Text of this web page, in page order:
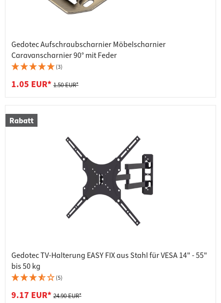
Gedotec Aufschraubscharnier Möbelscharnier
Caravanscharnier 90° mit Feder
(3)
1.05 EUR* 1.50 EUR*
Rabatt
Gedotec TV-Halterung EASY FIX aus Stahl für VESA 14" - 55"
bis 50 kg
(5)
9.17 EUR* 24.90 EUR*